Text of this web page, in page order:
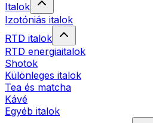
Italok
Izotóniás italok
RTD italok
RTD energiaitalok
Shotok
Különleges italok
Tea és matcha
Kávé
Egyéb italok